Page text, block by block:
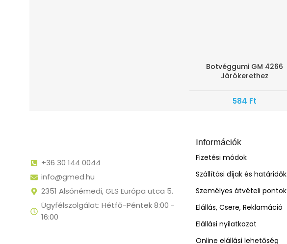
HAMAROSAN ÉRKEZIK
Botvéggumi GM 4266
Járókerethez
584 Ft
+36 30 144 0044
info@gmed.hu
2351 Alsónémedi, GLS Európa utca 5.
Ügyfélszolgálat: Hétfő-Péntek 8:00 -
16:00
Információk
Fizetési módok
Szállítási díjak és határidők
Személyes átvételi pontok
Elállás, Csere, Reklamáció
Elállási nyilatkozat
Online elállási lehetőség